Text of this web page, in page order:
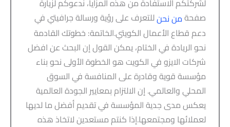
لشركتكم الاستفادة من هذه المزايا، ندعوكم لزيارة
صفحةمن نحنللتعرف على رؤية ورسالة جرافيتي في
دعم قطاع الأعمال الكويتي.الخاتمة: خطوتك القادمة
نحو الريادة في الختام، يمكن القول إن البحث عن افضل
شركات الايزو في الكويت هو الخطوة الأولى نحو بناء
مؤسسة قوية وقادرة على المنافسة في السوق
المحلي والعالمي. إن الالتزام بمعايير الجودة العالمية
يعكس مدى جدية المؤسسة في تقديم أفضل ما لديها
لعملائها ومجتمعها.إذا كنتم مستعدين لاتخاذ هذه